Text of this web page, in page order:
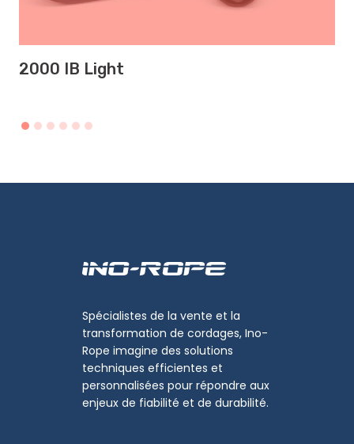
2000 IB Light
Spécialistes de la vente et la
transformation de cordages, Ino-
Rope imagine des solutions
techniques efficientes et
personnalisées pour répondre aux
enjeux de fiabilité et de durabilité.